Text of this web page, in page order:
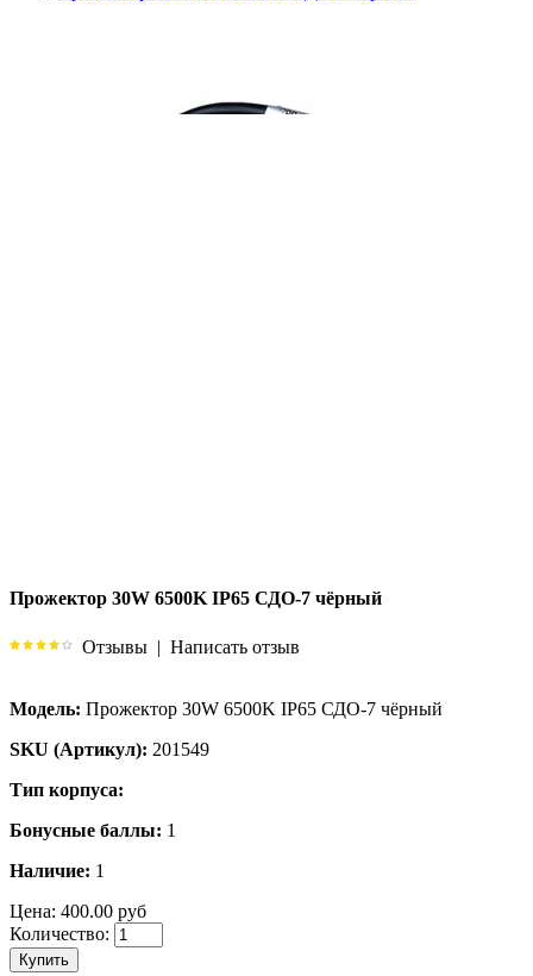
Прожектор 30W 6500K IP65 СДО-7 чёрный
Отзывы | Написать отзыв
Модель: Прожектор 30W 6500K IP65 СДО-7 чёрный
SKU (Артикул): 201549
Тип корпуса:
Бонусные баллы: 1
Наличие: 1
Цена: 400.00 руб
Количество:
Купить